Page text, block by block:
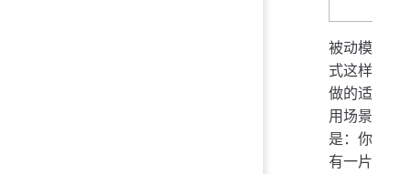
被动模
式这样
做的适
用场景
是：你
有一片